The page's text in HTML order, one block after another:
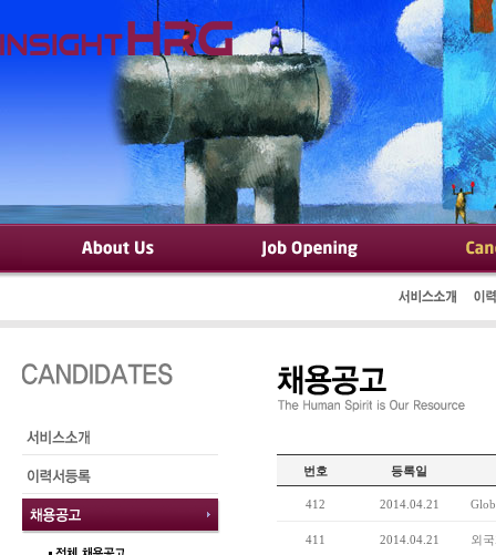
번호 등록일
412 2014.04.21
411 2014.04.21 외